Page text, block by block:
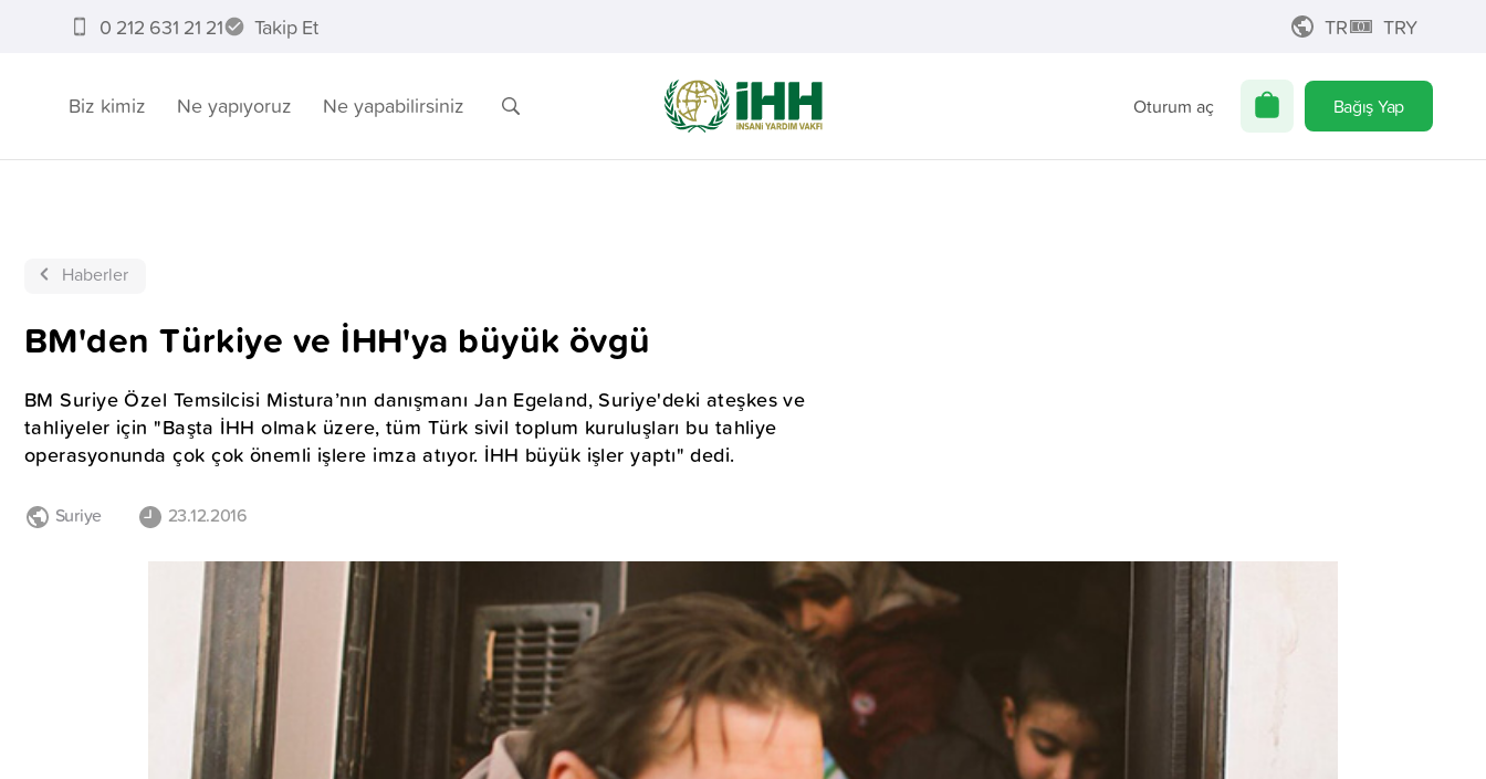
0 212 631 21 21 Takip Et TR TRY
Biz kimiz Ne yapıyoruz Ne yapabilirsiniz Oturum aç Bağış Yap
Haberler
BM'den Türkiye ve İHH'ya büyük övgü
BM Suriye Özel Temsilcisi Mistura’nın danışmanı Jan Egeland, Suriye'deki ateşkes ve
tahliyeler için "Başta İHH olmak üzere, tüm Türk sivil toplum kuruluşları bu tahliye
operasyonunda çok çok önemli işlere imza atıyor. İHH büyük işler yaptı" dedi.
Suriye 23.12.2016